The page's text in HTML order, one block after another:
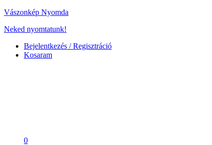
Vászonkép Nyomda
Neked nyomtatunk!
Bejelentkezés / Regisztráció
Kosaram
0